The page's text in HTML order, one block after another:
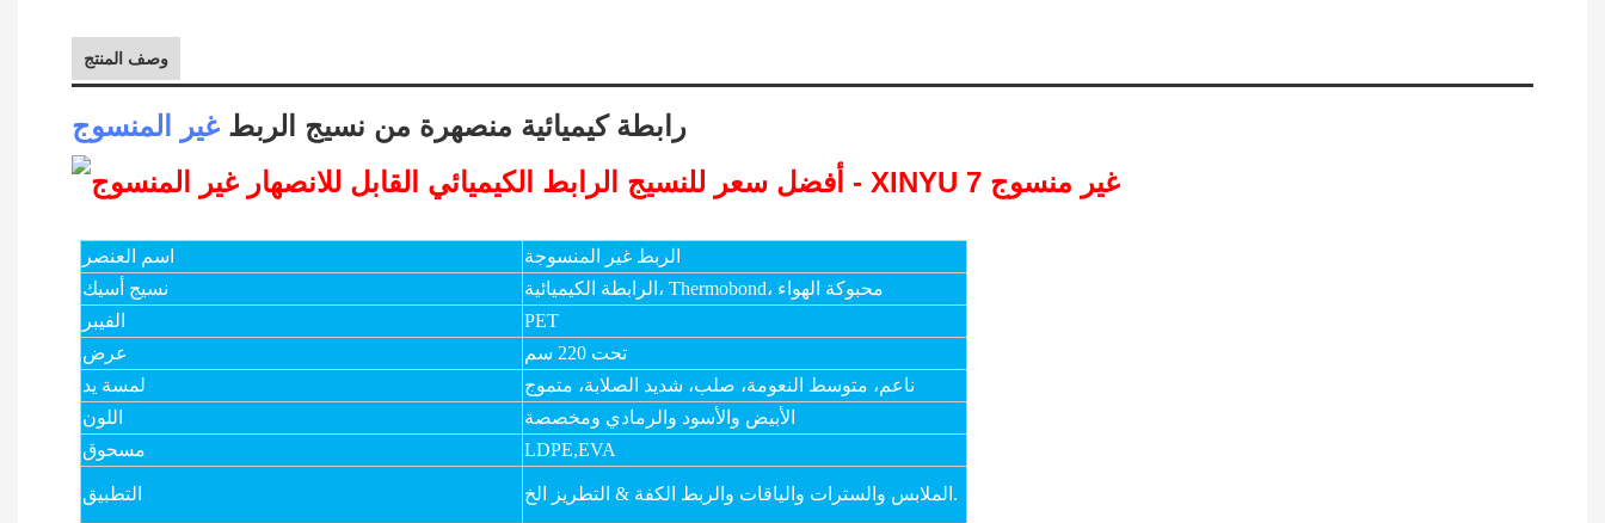
وصف المنتج
رابطة كيميائية منصهرة من نسيج الربط غير المنسوج
اسم العنصر
الربط غير المنسوجة
نسيج أسيك
الرابطة الكيميائية، Thermobond، محبوكة الهواء
الفيبر
PET
عرض
تحت 220 سم
لمسة يد
ناعم، متوسط ​​النعومة، صلب، شديد الصلابة، متموج
اللون
الأبيض والأسود والرمادي ومخصصة
مسحوق
LDPE,EVA
التطبيق الملابس والسترات والياقات والربط الكفة & التطريز الخ.